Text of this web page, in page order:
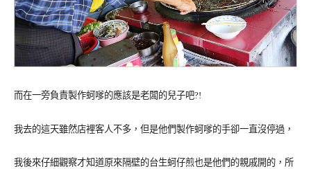
而在一旁負責製作蚵嗲的應該是老闆的兒子吧?!
我去的這天雖然店裡客人不多，但是他們製作蚵嗲的手卻一直沒停過，
我後來仔細觀察才知道原來隔壁的台生蚵仔煎也是他們的親戚開的，所